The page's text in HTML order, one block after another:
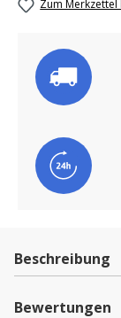
Zum Merkzettel
Beschreibung
Bewertungen